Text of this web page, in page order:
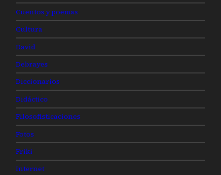
Cuentos y poemas
Cultura
David
Debrayes
Diccionarios
Didáctico
Filosofisticaciones
Fotos
Friki
Internet